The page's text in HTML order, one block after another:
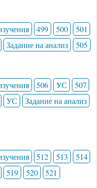
499 500
501
Задание на анализ 505
506 УС
507
УС
Задание на анализ
512 513
514
519 520
521